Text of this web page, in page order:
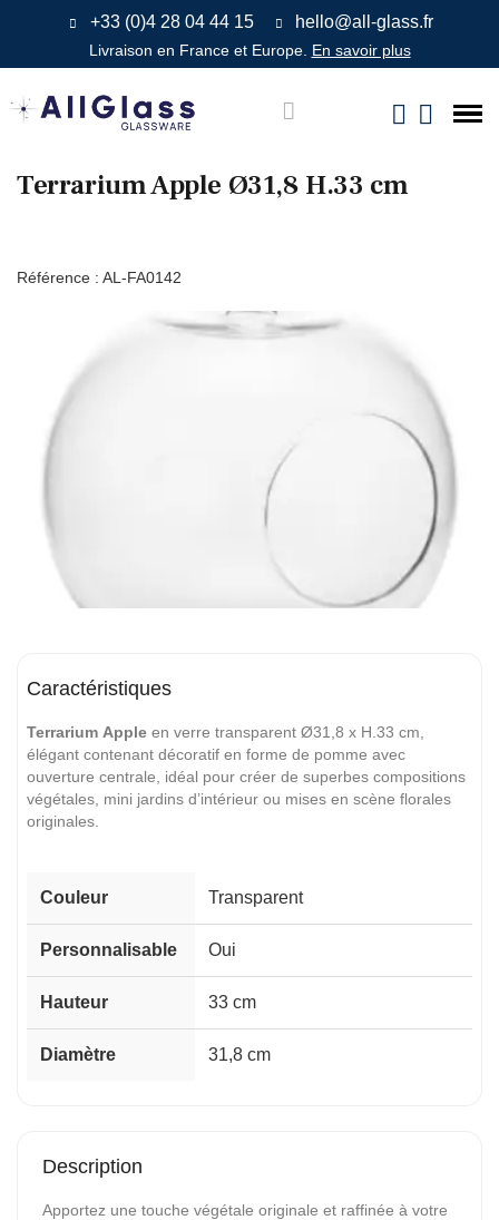
+33 (0)4 28 04 44 15 hello@all-glass.fr
Livraison en France et Europe. En savoir plus
Terrarium Apple Ø31,8 H.33 cm
Référence : AL-FA0142
Caractéristiques
Terrarium Apple en verre transparent Ø31,8 x H.33 cm,
élégant contenant décoratif en forme de pomme avec
ouverture centrale, idéal pour créer de superbes compositions
végétales, mini jardins d’intérieur ou mises en scène florales
originales.
Couleur Transparent
Personnalisable Oui
Hauteur 33 cm
Diamètre 31,8 cm
Description
Apportez une touche végétale originale et raffinée à votre